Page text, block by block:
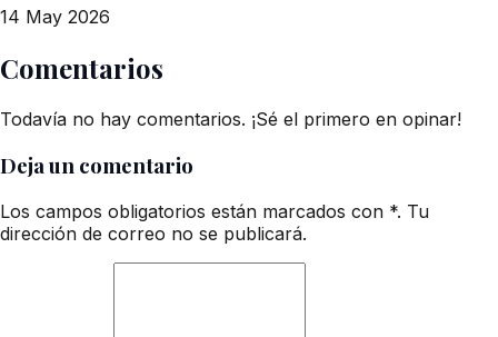
14 May 2026
Comentarios
Todavía no hay comentarios. ¡Sé el primero en opinar!
Deja un comentario
Los campos obligatorios están marcados con *. Tu
dirección de correo no se publicará.